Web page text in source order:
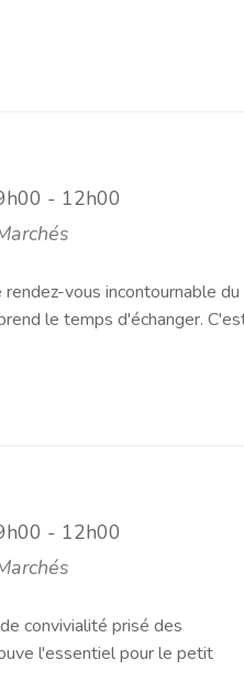
- 12h00
vous incontournable du
le temps d'échanger.
- 12h00
convivialité prisé des
l'essentiel pour le petit